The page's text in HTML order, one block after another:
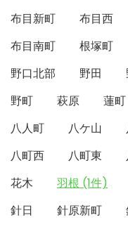
布目新町
布目西
布目南町
根塚町
野口北部
野田
野町
萩原 蓮町
八人町
八ケ山
八町西
八町東
花木
羽根 (1件)
針日
針原新町